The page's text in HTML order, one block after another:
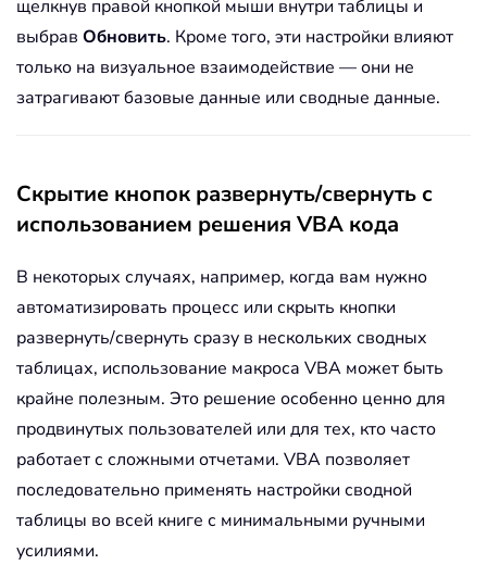
щелкнув правой кнопкой мыши внутри таблицы и
выбрав Обновить. Кроме того, эти настройки влияют
только на визуальное взаимодействие — они не
затрагивают базовые данные или сводные данные.
Скрытие кнопок развернуть/свернуть с
использованием решения VBA кода
В некоторых случаях, например, когда вам нужно
автоматизировать процесс или скрыть кнопки
развернуть/свернуть сразу в нескольких сводных
таблицах, использование макроса VBA может быть
крайне полезным. Это решение особенно ценно для
продвинутых пользователей или для тех, кто часто
работает с сложными отчетами. VBA позволяет
последовательно применять настройки сводной
таблицы во всей книге с минимальными ручными
усилиями.